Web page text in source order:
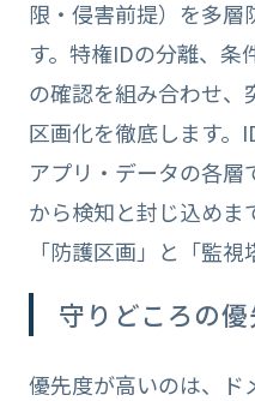
限・侵害前提）を多層
す。特権IDの分離、条
の確認を組み合わせ、
区画化を徹底します。
アプリ・データの各
から検知と封じ込めま
「防護区画」と「監視
守りどころの
優先度が高いのは、ド